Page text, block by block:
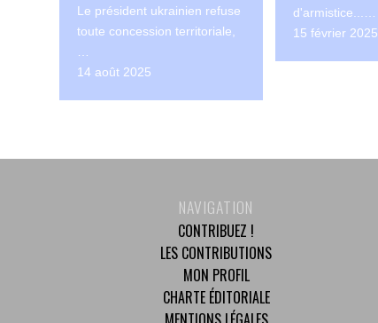
Le président ukrainien refuse
toute concession territoriale,
14 août 2025
d'armistice...…
15 février 2025
NAVIGATION
CONTRIBUEZ !
LES CONTRIBUTIONS
MON PROFIL
CHARTE ÉDITORIALE